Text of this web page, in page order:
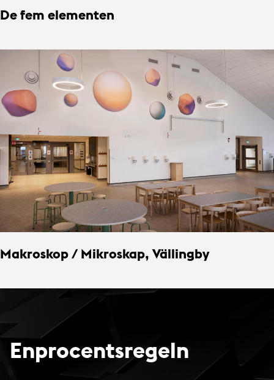
De fem elementen
Makroskop / Mikroskap, Vällingby
Enprocentsregeln